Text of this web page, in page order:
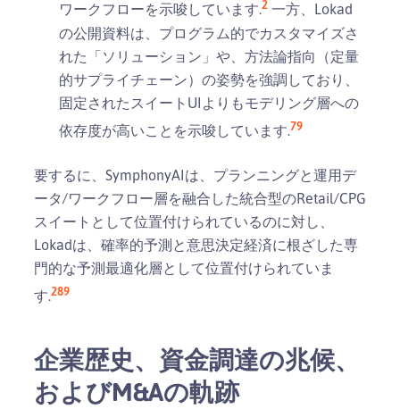
ワークフローを示唆しています.2 一方、Lokad
の公開資料は、プログラム的でカスタマイズさ
れた「ソリューション」や、方法論指向（定量
的サプライチェーン）の姿勢を強調しており、
固定されたスイートUIよりもモデリング層への
依存度が高いことを示唆しています.79
要するに、SymphonyAIは、プランニングと運用デ
ータ/ワークフロー層を融合した統合型のRetail/CPG
スイートとして位置付けられているのに対し、
Lokadは、確率的予測と意思決定経済に根ざした専
門的な予測最適化層として位置付けられていま
す.289
企業歴史、資金調達の兆候、
およびM&Aの軌跡